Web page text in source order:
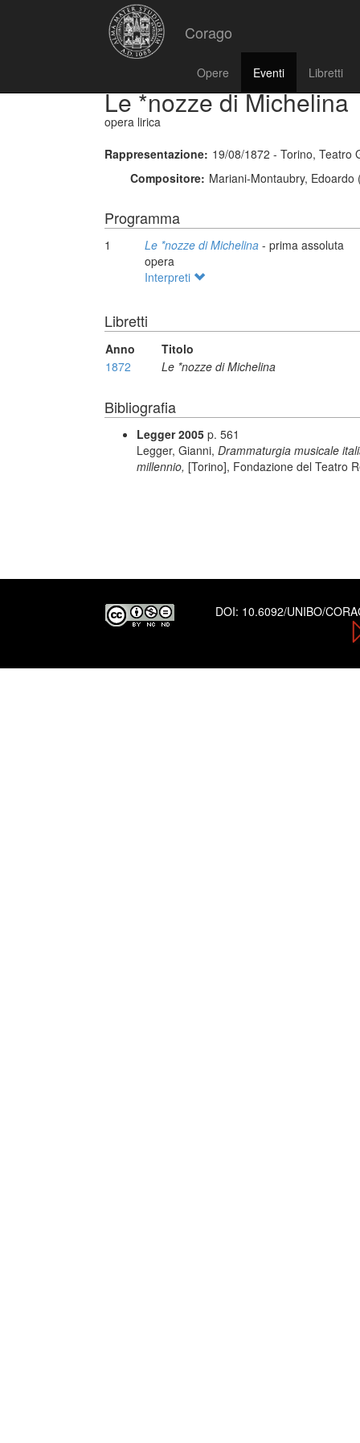
Corago
Opere Eventi Libretti
Le *nozze di Michelina
opera lirica
Rappresentazione: 19/08/1872 - Torino, Teatro
Compositore: Mariani-Montaubry, Edoardo
Programma
1 Le *nozze di Michelina - prima assoluta
opera
Interpreti
Libretti
Anno
Titolo
1872
Le *nozze di Michelina
Bibliografia
Legger 2005 p. 561
Legger, Gianni, Drammaturgia musicale
millennio, [Torino], Fondazione del Teatro
DOI: 10.6092/UNIBO/